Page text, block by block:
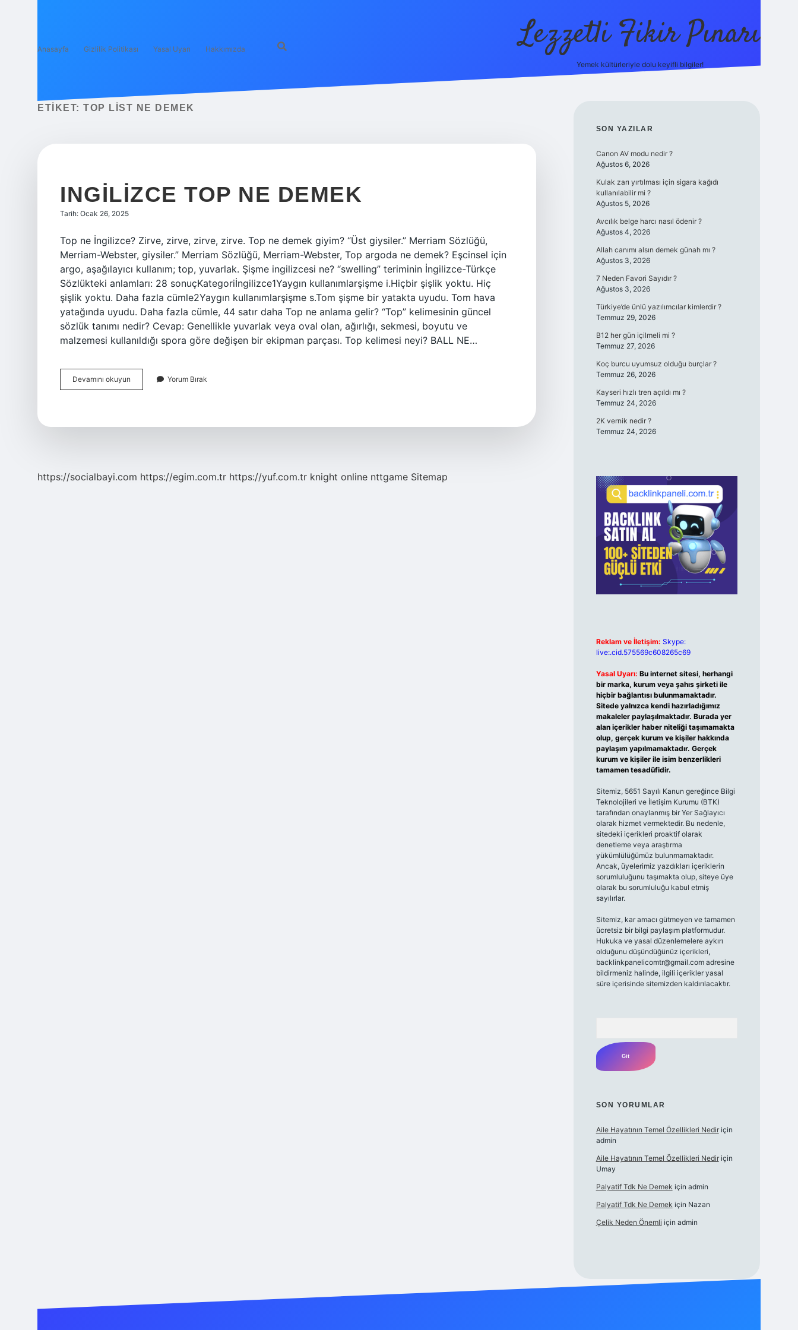
Anasayfa Gizlilik Politikası Yasal Uyarı Hakkımızda Lezzetli Fikir Pınarı
Yemek kültürleriyle dolu keyifli bilgiler!
ETIKET: TOP LIST NE DEMEK
INGILIZCE TOP NE DEMEK
Tarih: Ocak 26, 2025
Top ne İngilizce? Zirve, zirve, zirve, zirve. Top ne demek giyim? “Üst giysiler.” Merriam Sözlüğü,
Merriam-Webster, giysiler.” Merriam Sözlüğü, Merriam-Webster, Top argoda ne demek? Eşcinsel için
argo, aşağılayıcı kullanım; top, yuvarlak. Şişme ingilizcesi ne? “swelling” teriminin İngilizce-Türkçe
Sözlükteki anlamları: 28 sonuçKategoriİngilizce1Yaygın kullanımlarşişme i.Hiçbir şişlik yoktu. Hiç
şişlik yoktu. Daha fazla cümle2Yaygın kullanımlarşişme s.Tom şişme bir yatakta uyudu. Tom hava
yatağında uyudu. Daha fazla cümle, 44 satır daha Top ne anlama gelir? “Top” kelimesinin güncel
sözlük tanımı nedir? Cevap: Genellikle yuvarlak veya oval olan, ağırlığı, sekmesi, boyutu ve
malzemesi kullanıldığı spora göre değişen bir ekipman parçası. Top kelimesi neyi? BALL NE…
Devamını okuyun Ingilizce
Top
Yorum Bırak
https://socialbayi.com https://egim.com.tr https://yuf.com.tr knight online nttgame Sitemap
SIDEBAR
SON YAZILAR
Canon AV modu nedir ?
Ağustos 6, 2026
Kulak zarı yırtılması için sigara kağıdı
kullanılabilir mi ?
Ağustos 5, 2026
Avcılık belge harcı nasıl ödenir ?
Ağustos 4, 2026
Allah canımı alsın demek günah mı ?
Ağustos 3, 2026
7 Neden Favori Sayıdır ?
Ağustos 3, 2026
Türkiye’de ünlü yazılımcılar kimlerdir ?
Temmuz 29, 2026
B12 her gün içilmeli mi ?
Temmuz 27, 2026
Koç burcu uyumsuz olduğu burçlar ?
Temmuz 26, 2026
Kayseri hızlı tren açıldı mı ?
Temmuz 24, 2026
2K vernik nedir ?
Temmuz 24, 2026
Reklam ve İletişim: Skype:
live:.cid.575569c608265c69
Yasal Uyarı: Bu internet sitesi, herhangi
bir marka, kurum veya şahıs şirketi ile
hiçbir bağlantısı bulunmamaktadır.
Sitede yalnızca kendi hazırladığımız
makaleler paylaşılmaktadır. Burada yer
alan içerikler haber niteliği taşımamakta
olup, gerçek kurum ve kişiler hakkında
paylaşım yapılmamaktadır. Gerçek
kurum ve kişiler ile isim benzerlikleri
tamamen tesadüfidir.
Sitemiz, 5651 Sayılı Kanun gereğince Bilgi
Teknolojileri ve İletişim Kurumu (BTK)
tarafından onaylanmış bir Yer Sağlayıcı
olarak hizmet vermektedir. Bu nedenle,
sitedeki içerikleri proaktif olarak
denetleme veya araştırma
yükümlülüğümüz bulunmamaktadır.
Ancak, üyelerimiz yazdıkları içeriklerin
sorumluluğunu taşımakta olup, siteye üye
olarak bu sorumluluğu kabul etmiş
sayılırlar.
Sitemiz, kar amacı gütmeyen ve tamamen
ücretsiz bir bilgi paylaşım platformudur.
Hukuka ve yasal düzenlemelere aykırı
olduğunu düşündüğünüz içerikleri,
backlinkpanelicomtr@gmail.comadresine
bildirmeniz halinde, ilgili içerikler yasal
süre içerisinde sitemizden kaldırılacaktır.
SON YORUMLAR
Aile Hayatının Temel Özellikleri Nediriçin
admin
Aile Hayatının Temel Özellikleri Nediriçin
Umay
Palyatif Tdk Ne Demek için admin
Palyatif Tdk Ne Demek için Nazan
Çelik Neden Önemli için admin